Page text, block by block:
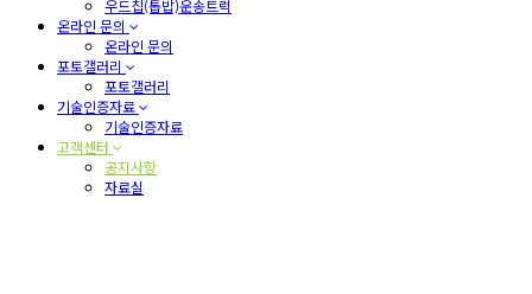
우드칩(톱밥)운송트럭
온라인 문의
온라인 문의
포토갤러리
포토갤러리
기술인증자료
기술인증자료
고객센터
공지사항
자료실